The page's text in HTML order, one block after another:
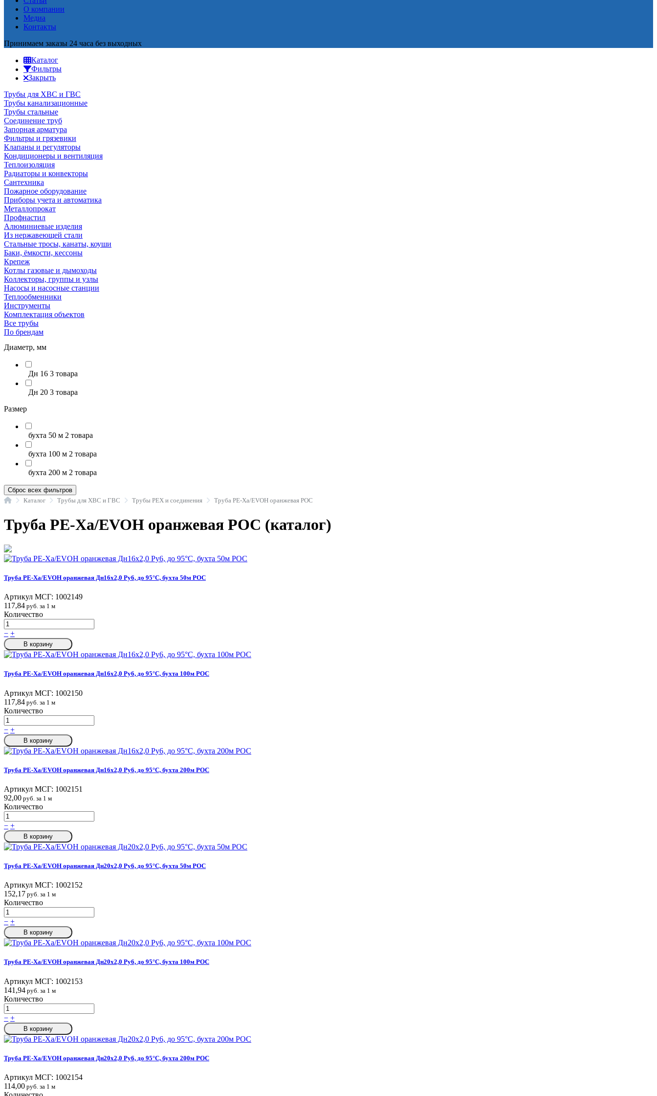
О компании
Медиа
Контакты
Принимаем заказы 24 часа без выходных
Каталог
Фильтры
Закрыть
Трубы для ХВС и ГВС
Трубы канализационные
Трубы стальные
Соединение труб
Запорная арматура
Фильтры и грязевики
Клапаны и регуляторы
Кондиционеры и вентиляция
Теплоизоляция
Радиаторы и конвекторы
Сантехника
Пожарное оборудование
Приборы учета и автоматика
Металлопрокат
Профнастил
Алюминиевые изделия
Из нержавеющей стали
Стальные тросы, канаты, коуши
Баки, ёмкости, кессоны
Крепеж
Котлы газовые и дымоходы
Коллекторы, группы и узлы
Насосы и насосные станции
Теплообменники
Инструменты
Комплектация объектов
Все трубы
По брендам
Диаметр, мм
Дн 16 3 товара
Дн 20 3 товара
Размер
бухта 50 м 2 товара
бухта 100 м 2 товара
бухта 200 м 2 товара
Сброс всех фильтров
ГлавнаяКаталог Трубы для ХВС и ГВС Трубы PEX и соединения Труба PE-Xa/EVOH оранжевая РОС
Труба PE-Xa/EVOH оранжевая РОС (каталог)
Труба PE-Xa/EVOH оранжевая Дн16х2,0 Ру6, до 95°C, бухта 50м РОС
Артикул МСГ: 1002149
117,84 руб. за 1 м
Количество
− +
В корзину
Труба PE-Xa/EVOH оранжевая Дн16х2,0 Ру6, до 95°C, бухта 100м РОС
Артикул МСГ: 1002150
117,84 руб. за 1 м
Количество
− +
В корзину
Труба PE-Xa/EVOH оранжевая Дн16х2,0 Ру6, до 95°C, бухта 200м РОС
Артикул МСГ: 1002151
92,00 руб. за 1 м
Количество
− +
В корзину
Труба PE-Xa/EVOH оранжевая Дн20х2,0 Ру6, до 95°C, бухта 50м РОС
Артикул МСГ: 1002152
152,17 руб. за 1 м
Количество
− +
В корзину
Труба PE-Xa/EVOH оранжевая Дн20х2,0 Ру6, до 95°C, бухта 100м РОС
Артикул МСГ: 1002153
141,94 руб. за 1 м
Количество
− +
В корзину
Труба PE-Xa/EVOH оранжевая Дн20х2,0 Ру6, до 95°C, бухта 200м РОС
Артикул МСГ: 1002154
114,00 руб. за 1 м